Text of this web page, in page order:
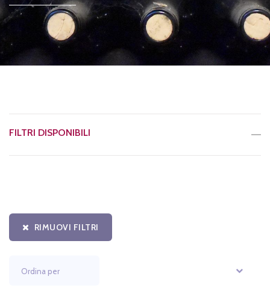
FILTRI DISPONIBILI
RIMUOVI FILTRI